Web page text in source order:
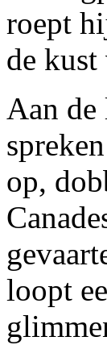
roept
de kust
Aan
op,
loopt